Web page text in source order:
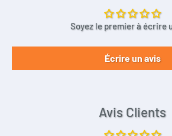
Soyez le premier à écrire
Écrire un avis
Avis Clients